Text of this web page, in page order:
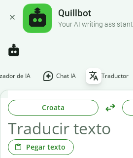
Quillbot
Your AI writing assistant
de IA Chat IA Traductor
Croata
Pegar texto